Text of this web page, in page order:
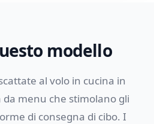
modello
al volo in cucina in
menu che stimolano gli
di consegna di cibo. I